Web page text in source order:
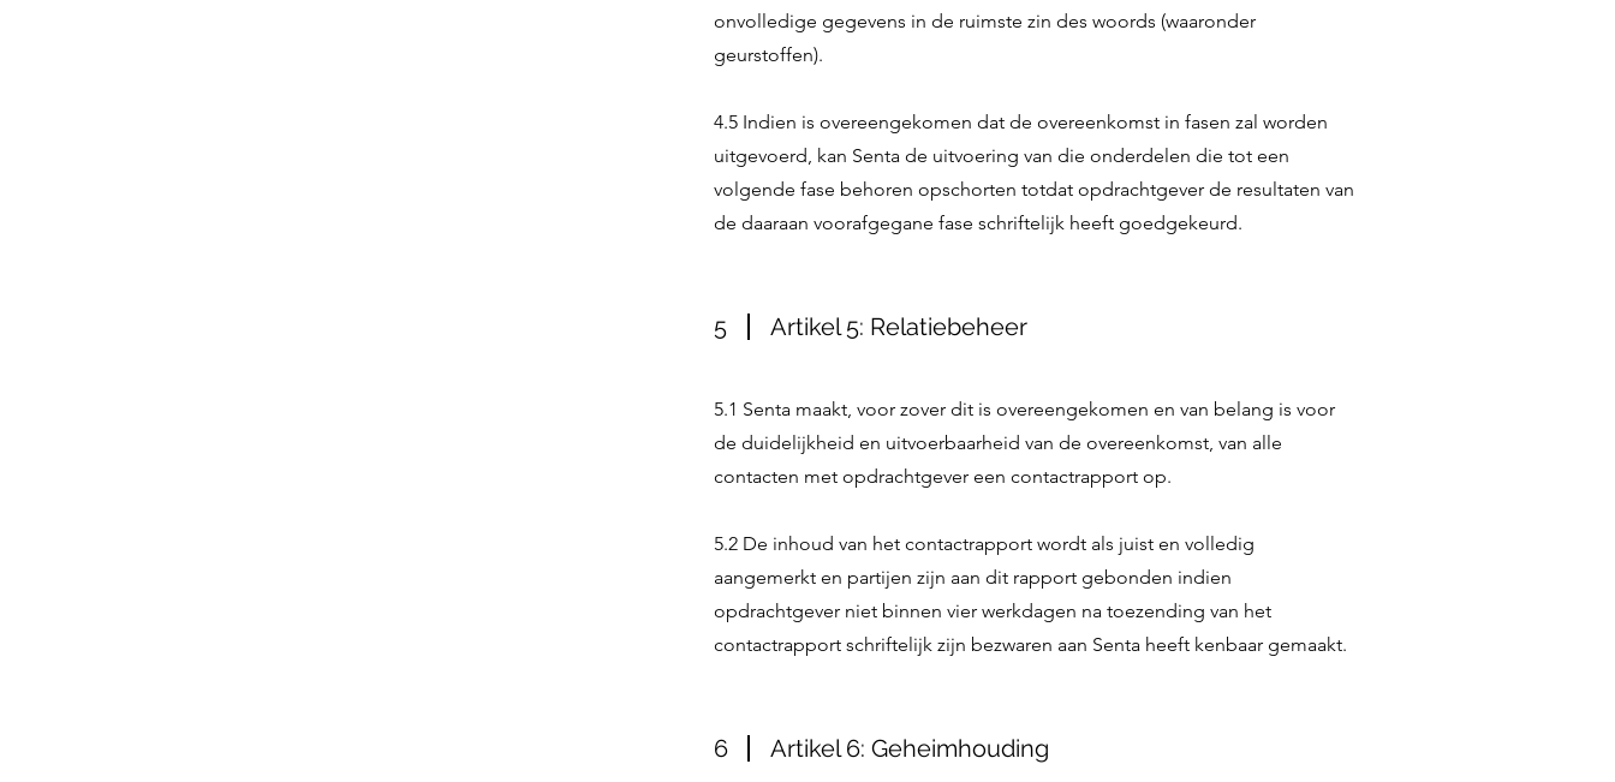
onvolledige gegevens in de ruimste zin des woords (waaronder
geurstoffen).
4.5 Indien is overeengekomen dat de overeenkomst in fasen zal worden
uitgevoerd, kan Senta de uitvoering van die onderdelen die tot een
volgende fase behoren opschorten totdat opdrachtgever de resultaten van
de daaraan voorafgegane fase schriftelijk heeft goedgekeurd.
5 Artikel 5: Relatiebeheer
5.1 Senta maakt, voor zover dit is overeengekomen en van belang is voor
de duidelijkheid en uitvoerbaarheid van de overeenkomst, van alle
contacten met opdrachtgever een contactrapport op.
5.2 De inhoud van het contactrapport wordt als juist en volledig
aangemerkt en partijen zijn aan dit rapport gebonden indien
opdrachtgever niet binnen vier werkdagen na toezending van het
contactrapport schriftelijk zijn bezwaren aan Senta heeft kenbaar gemaakt.
6 Artikel 6: Geheimhouding